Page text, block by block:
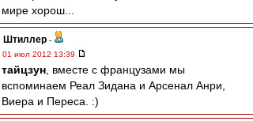
мире хорош...
Штиллер -
01 июл 2012 13:39
тайцзун , вместе с французами мы
вспоминаем Реал Зидана и Арсенал Анри,
Виера и Переса. :)